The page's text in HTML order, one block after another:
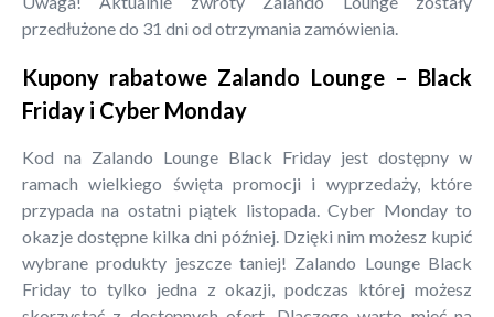
przedłużone do 31 dni od otrzymania zamówienia.
Kupony rabatowe Zalando Lounge – Black
Friday i Cyber Monday
Kod na Zalando Lounge Black Friday jest dostępny w
ramach wielkiego święta promocji i wyprzedaży, które
przypada na ostatni piątek listopada. Cyber Monday to
okazje dostępne kilka dni później. Dzięki nim możesz kupić
wybrane produkty jeszcze taniej! Zalando Lounge Black
Friday to tylko jedna z okazji, podczas której możesz